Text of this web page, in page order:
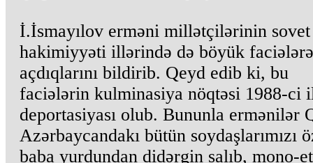
İ.İsmayılov erməni millətçilərinin sovet
hakimiyyəti illərində də böyük
açdıqlarını bildirib. Qeyd edib ki, bu
faciələrin kulminasiya nöqtəsi 1988-ci
deportasiyası olub. Bununla ermənilər
Azərbaycandakı bütün soydaşlarımızı
baba yurdundan didərgin salıb, mono-